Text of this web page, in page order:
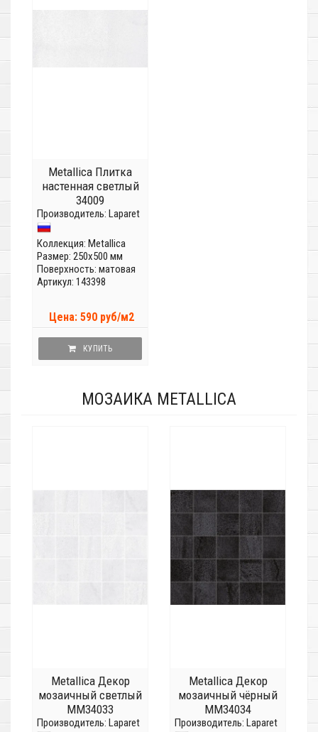
Metallica Плитка
настенная светлый
34009
Производитель: Laparet
Коллекция: Metallica
Размер: 250x500 мм
Поверхность: матовая
Артикул: 143398
Цена: 590 руб/м2
КУПИТЬ
МОЗАИКА METALLICA
Metallica Декор
мозаичный светлый
MM34033
Производитель: Laparet
Metallica Декор
мозаичный чёрный
MM34034
Производитель: Laparet